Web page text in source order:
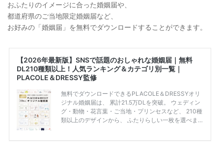
おふたりのイメージに合った婚姻届や、
都道府県のご当地限定婚姻届など、
お好みの「婚姻届」を無料でダウンロードすることができます。